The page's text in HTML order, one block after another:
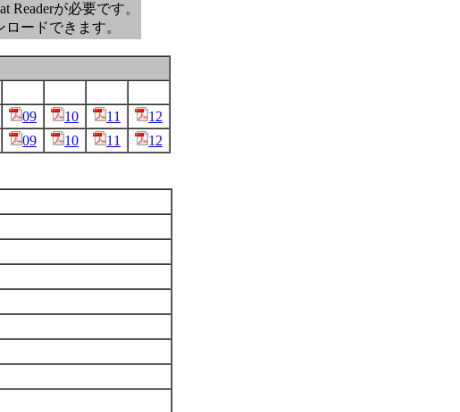
Readerが必要です。
ードできます。
09 10 11
12
09 10 11 12